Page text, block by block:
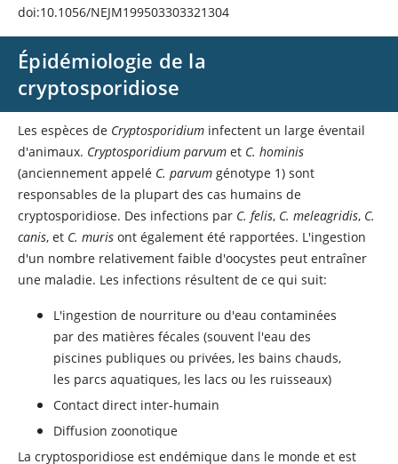
doi:10.1056/NEJM199503303321304
Épidémiologie de la
cryptosporidiose
Les espèces de Cryptosporidium infectent un large éventail
d'animaux. Cryptosporidium parvum et C. hominis
(anciennement appelé C. parvum génotype 1) sont
responsables de la plupart des cas humains de
cryptosporidiose. Des infections par C. felis, C. meleagridis, C.
canis, et C. muris ont également été rapportées. L'ingestion
d'un nombre relativement faible d'oocystes peut entraîner
une maladie. Les infections résultent de ce qui suit:
L'ingestion de nourriture ou d'eau contaminées
par des matières fécales (souvent l'eau des
piscines publiques ou privées, les bains chauds,
les parcs aquatiques, les lacs ou les ruisseaux)
Contact direct inter-humain
Diffusion zoonotique
La cryptosporidiose est endémique dans le monde et est